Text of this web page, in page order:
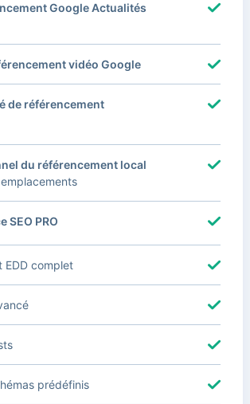
Google Actualités
vidéo Google
de référencement
du référencement local
SEO PRO
EDD complet
prédéfinis